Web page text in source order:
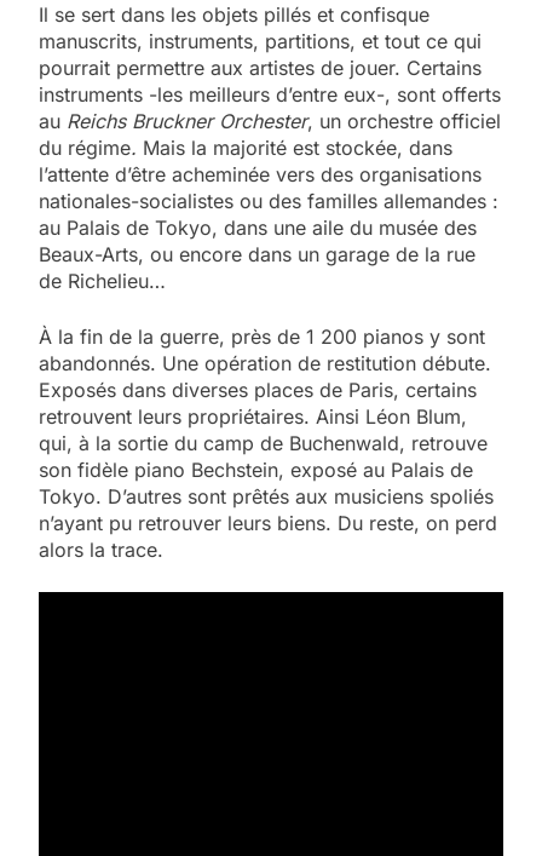
Il se sert dans les objets pillés et confisque
manuscrits, instruments, partitions, et tout ce qui
pourrait permettre aux artistes de jouer. Certains
instruments -les meilleurs d’entre eux-, sont offerts
au Reichs Bruckner Orchester, un orchestre officiel
du régime. Mais la majorité est stockée, dans
l’attente d’être acheminée vers des organisations
nationales-socialistes ou des familles allemandes :
au Palais de Tokyo, dans une aile du musée des
Beaux-Arts, ou encore dans un garage de la rue
de Richelieu…
À la fin de la guerre, près de 1 200 pianos y sont
abandonnés. Une opération de restitution débute.
Exposés dans diverses places de Paris, certains
retrouvent leurs propriétaires. Ainsi Léon Blum,
qui, à la sortie du camp de Buchenwald, retrouve
son fidèle piano Bechstein, exposé au Palais de
Tokyo. D’autres sont prêtés aux musiciens spoliés
n’ayant pu retrouver leurs biens. Du reste, on perd
alors la trace.